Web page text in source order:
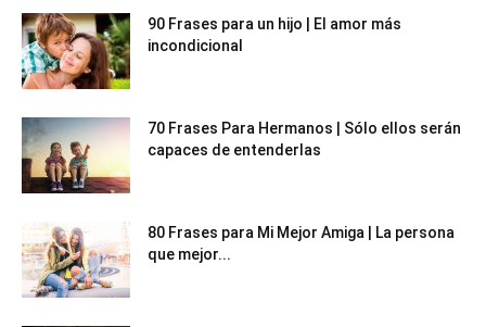
90 Frases para un hijo | El amor más
incondicional
70 Frases Para Hermanos | Sólo ellos serán
capaces de entenderlas
80 Frases para Mi Mejor Amiga | La persona
que mejor...